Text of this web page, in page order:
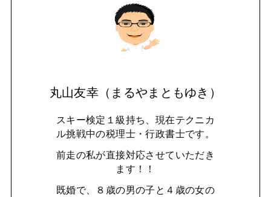
丸山友幸（まるやまともゆき）
スキー検定１級持ち、現在テクニカ
ル挑戦中の税理士・行政書士です。
前走の私が直接対応させていただき
ます！！
既婚で、８歳の男の子と４歳の女の